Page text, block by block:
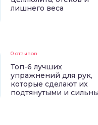
лишнего веса
0 отзывов
Топ-6 лучших
упражнений для рук,
которые сделают их
подтянутыми и